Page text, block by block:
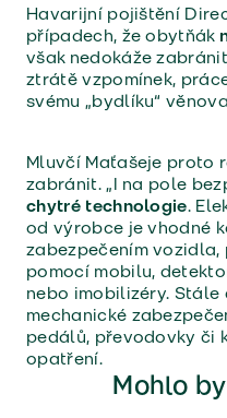
Havarijní pojištění
případech, že obytňák
však nedokáže
ztrátě vzpomínek,
svému „bydlíku“
Mluvčí Maťašeje proto
zabránit. „I na pole
chytré technologie.
od výrobce je vhodné
zabezpečením
pomocí mobilu,
nebo imobilizéry.
mechanické
pedálů, převodovky či
opatření.
Mohlo